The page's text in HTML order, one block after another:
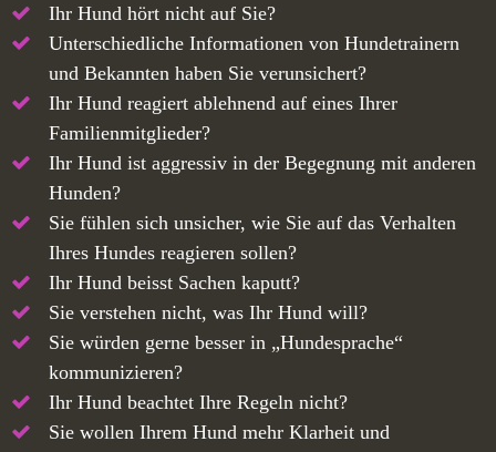
Ihr Hund hört nicht auf Sie?
Unterschiedliche Informationen von Hundetrainern
und Bekannten haben Sie verunsichert?
Ihr Hund reagiert ablehnend auf eines Ihrer
Familienmitglieder?
Ihr Hund ist aggressiv in der Begegnung mit anderen
Hunden?
Sie fühlen sich unsicher, wie Sie auf das Verhalten
Ihres Hundes reagieren sollen?
Ihr Hund beisst Sachen kaputt?
Sie verstehen nicht, was Ihr Hund will?
Sie würden gerne besser in „Hundesprache“
kommunizieren?
Ihr Hund beachtet Ihre Regeln nicht?
Sie wollen Ihrem Hund mehr Klarheit und